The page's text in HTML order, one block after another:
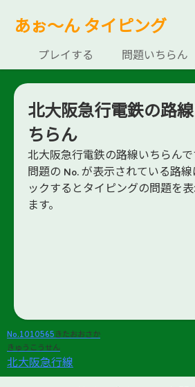
あぉ～ん タイピング
プレイする 問題いちらん
北大阪急行電鉄の路
ちらん
北大阪急行電鉄の路線いちらんで
問題の No. が表示されている路線
ックするとタイピングの問題を
ます。
No.1010565 きたおおさか
きゅうこうせん
北大阪急行線